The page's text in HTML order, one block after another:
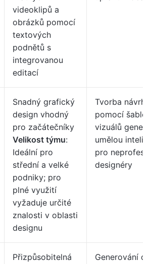
videoklipů a
obrázků pomocí
textových
podnětů s
integrovanou
editací
Snadný grafický
design vhodný
pro začátečníky
Velikost týmu:
Ideální pro
střední a velké
podniky; pro
plné využití
vyžaduje určité
znalosti v oblasti
designu
Tvorba návrhů
pomocí
vizuálů
umělou
pro
designéry
Přizpůsobitelná
Generování